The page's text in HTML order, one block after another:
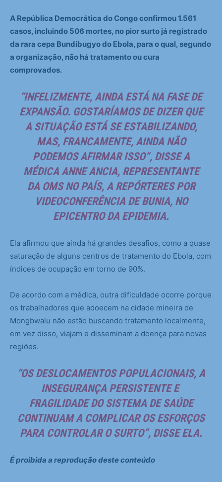
A República Democrática do Congo confirmou 1.561
casos, incluindo 506 mortes, no pior surto já registrado
da rara cepa Bundibugyo do Ebola, para o qual, segundo
a organização, não há tratamento ou cura
comprovados.
“INFELIZMENTE, AINDA ESTÁ NA FASE DE
EXPANSÃO. GOSTARÍAMOS DE DIZER QUE
A SITUAÇÃO ESTÁ SE ESTABILIZANDO,
MAS, FRANCAMENTE, AINDA NÃO
PODEMOS AFIRMAR ISSO”, DISSE A
MÉDICA ANNE ANCIA, REPRESENTANTE
DA OMS NO PAÍS, A REPÓRTERES POR
VIDEOCONFERÊNCIA DE BUNIA, NO
EPICENTRO DA EPIDEMIA.
Ela afirmou que ainda há grandes desafios, como a quase
saturação de alguns centros de tratamento do Ebola, com
índices de ocupação em torno de 90%.
De acordo com a médica, outra dificuldade ocorre porque
os trabalhadores que adoecem na cidade mineira de
Mongbwalu não estão buscando tratamento localmente,
em vez disso, viajam e disseminam a doença para novas
regiões.
“OS DESLOCAMENTOS POPULACIONAIS, A
INSEGURANÇA PERSISTENTE E
FRAGILIDADE DO SISTEMA DE SAÚDE
CONTINUAM A COMPLICAR OS ESFORÇOS
PARA CONTROLAR O SURTO”, DISSE ELA.
É proibida a reprodução deste conteúdo